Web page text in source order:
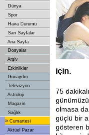
Dünya
Spor
Hava Durumu
Sarı Sayfalar
Ana Sayfa
Dosyalar
Arşiv
Etkinlikler
Günaydın
Televizyon
Astroloji
Magazin
Sağlık
» Cumartesi
Aktüel Pazar
için.
75
olmasa da
güçlü bir
gösteren